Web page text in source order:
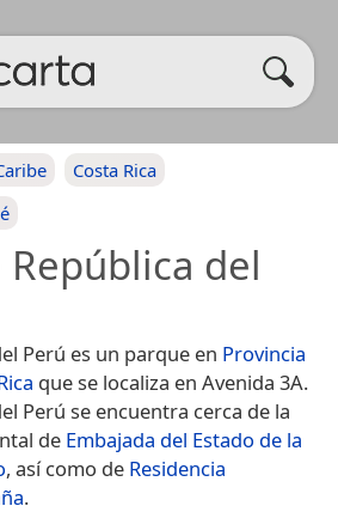
Costa Rica
República del
Perú es un parque en Provincia
que se localiza en Avenida 3A.
Perú se encuentra cerca de la
de Embajada del Estado de la
, así como de Residencia
.